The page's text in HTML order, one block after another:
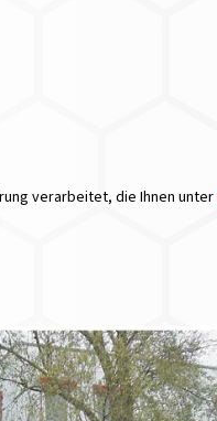
verarbeitet, die Ihnen unter